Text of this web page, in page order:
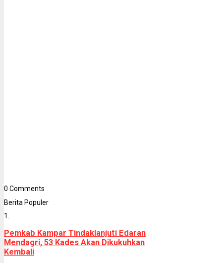
0 Comments
Berita Populer
1.
Pemkab Kampar Tindaklanjuti Edaran
Mendagri, 53 Kades Akan Dikukuhkan
Kembali